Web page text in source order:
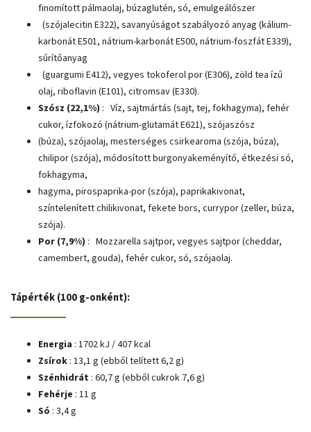
finomított pálmaolaj, búzaglutén, só, emulgeálószer
(szójalecitin E322), savanyúságot szabályozó anyag (kálium-
karbonát E501, nátrium-karbonát E500, nátrium-foszfát E339),
sűrítőanyag
(guargumi E412), vegyes tokoferol por (E306), zöld tea ízű
olaj, riboflavin (E101), citromsav (E330).
Szósz (22,1%) : Víz, sajtmártás (sajt, tej, fokhagyma), fehér
cukor, ízfokozó (nátrium-glutamát E621), szójaszósz
(búza), szójaolaj, mesterséges csirkearoma (szója, búza),
chilipor (szója), módosított burgonyakeményítő, étkezési só,
fokhagyma,
hagyma, pirospaprika-por (szója), paprikakivonat,
színtelenített chilikivonat, fekete bors, currypor (zeller, búza,
szója).
Por (7,9%) : Mozzarella sajtpor, vegyes sajtpor (cheddar,
camembert, gouda), fehér cukor, só, szójaolaj.
Tápérték (100 g-onként):
Energia : 1702 kJ / 407 kcal
Zsírok : 13,1 g (ebből telített 6,2 g)
Szénhidrát : 60,7 g (ebből cukrok 7,6 g)
Fehérje : 11 g
Só : 3,4 g